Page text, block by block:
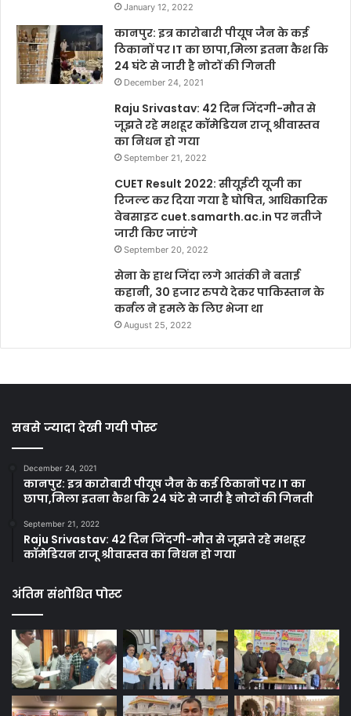
January 12, 2022
कानपुर: इत्र कारोबारी पीयूष जैन के कई
ठिकानों पर IT का छापा,मिला इतना कैश कि
24 घंटे से जारी है नोटों की गिनती
December 24, 2021
Raju Srivastav: 42 दिन जिंदगी-मौत से
जूझते रहे मशहूर कॉमेडियन राजू श्रीवास्तव
का निधन हो गया
September 21, 2022
CUET Result 2022: सीयूईटी यूजी का
रिजल्ट कर दिया गया है घोषित, आधिकारिक
वेबसाइट cuet.samarth.ac.in पर नतीजे
जारी किए जाएंगे
September 20, 2022
सेना के हाथ जिंदा लगे आतंकी ने बताई
कहानी, 30 हजार रुपये देकर पाकिस्तान के
कर्नल ने हमले के लिए भेजा था
August 25, 2022
सबसे ज्यादा देखी गयी पोस्ट
December 24, 2021
कानपुर: इत्र कारोबारी पीयूष जैन के कई ठिकानों पर IT का
छापा,मिला इतना कैश कि 24 घंटे से जारी है नोटों की गिनती
September 21, 2022
Raju Srivastav: 42 दिन जिंदगी-मौत से जूझते रहे मशहूर
कॉमेडियन राजू श्रीवास्तव का निधन हो गया
अंतिम संशोधित पोस्ट